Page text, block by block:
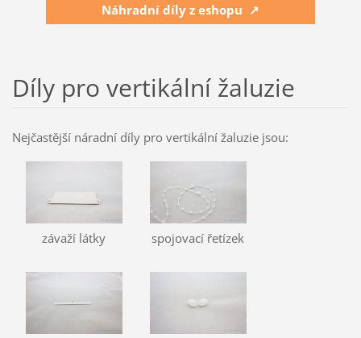
Náhradní díly z eshopu ↗
Díly pro vertikální žaluzie
Nejčastější náradní díly pro vertikální žaluzie jsou:
závaží látky spojovací řetízek